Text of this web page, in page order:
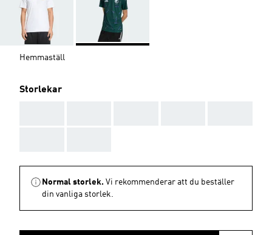
Hemmaställ
Storlekar
Normal storlek. Vi rekommenderar att du beställer
din vanliga storlek.